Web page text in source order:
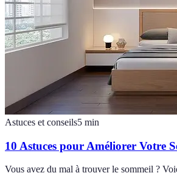
Astuces et conseils5 min
10 Astuces pour Améliorer Votre
Vous avez du mal à trouver le sommeil ?